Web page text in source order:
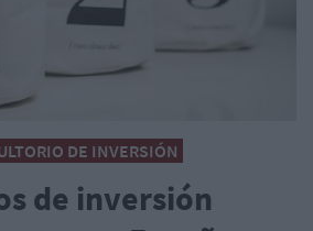
DE INVERSIÓN
de inversión